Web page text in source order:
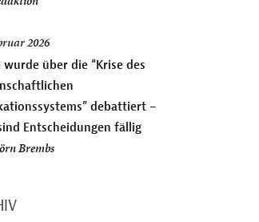
2026
wurde über die “Krise des
debattiert –
Entscheidungen fällig
Brembs